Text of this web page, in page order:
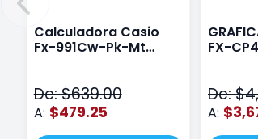
Calculadora Casio
Fx-991Cw-Pk-Mt
De: $639.00
A: $479.25
FX-
De:
A: